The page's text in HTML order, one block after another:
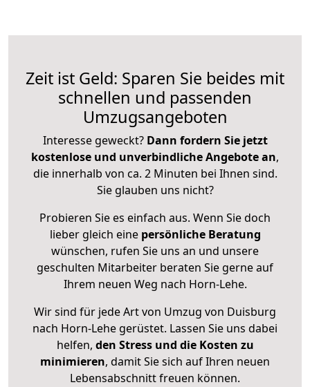
Zeit ist Geld: Sparen Sie beides mit
schnellen und passenden
Umzugsangeboten
Interesse geweckt? Dann fordern Sie jetzt
kostenlose und unverbindliche Angebote an,
die innerhalb von ca. 2 Minuten bei Ihnen sind.
Sie glauben uns nicht?
Probieren Sie es einfach aus. Wenn Sie doch
lieber gleich eine persönliche Beratung
wünschen, rufen Sie uns an und unsere
geschulten Mitarbeiter beraten Sie gerne auf
Ihrem neuen Weg nach Horn-Lehe.
Wir sind für jede Art von Umzug von Duisburg
nach Horn-Lehe gerüstet. Lassen Sie uns dabei
helfen, den Stress und die Kosten zu
minimieren, damit Sie sich auf Ihren neuen
Lebensabschnitt freuen können.